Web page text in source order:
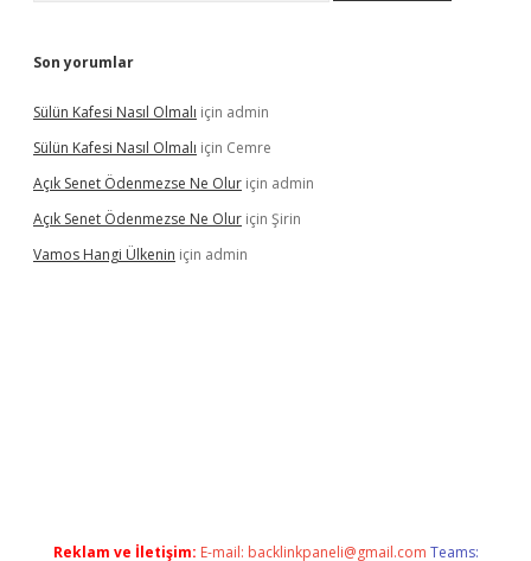
Son yorumlar
Sülün Kafesi Nasıl Olmalı için admin
Sülün Kafesi Nasıl Olmalı için Cemre
Açık Senet Ödenmezse Ne Olur için admin
Açık Senet Ödenmezse Ne Olur için Şirin
Vamos Hangi Ülkenin için admin
Reklam ve İletişim: E-mail: backlinkpaneli@gmail.com Teams: